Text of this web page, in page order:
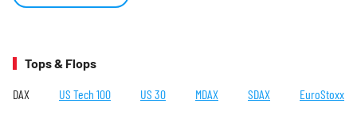
Tops & Flops
DAX US Tech 100 US 30 MDAX SDAX EuroStoxx